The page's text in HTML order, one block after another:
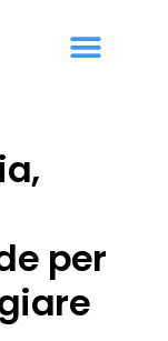
per